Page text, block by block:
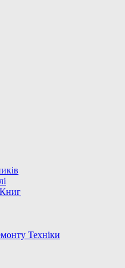
Техніки